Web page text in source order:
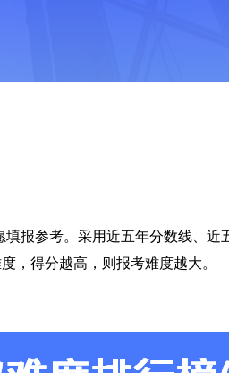
报参考。采用近五年分数线、近
，得分越高，则报考难度越大。